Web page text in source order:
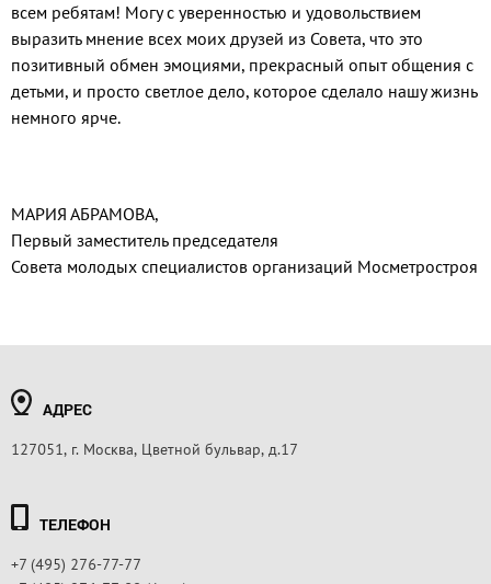
всем ребятам! Могу с уверенностью и удовольствием
выразить мнение всех моих друзей из Совета, что это
позитивный обмен эмоциями, прекрасный опыт общения с
детьми, и просто светлое дело, которое сделало нашу жизнь
немного ярче.
МАРИЯ АБРАМОВА,
Первый заместитель председателя
Совета молодых специалистов организаций Мосметростроя
АДРЕС
127051, г. Москва, Цветной бульвар, д.17
ТЕЛЕФОН
+7 (495) 276-77-77